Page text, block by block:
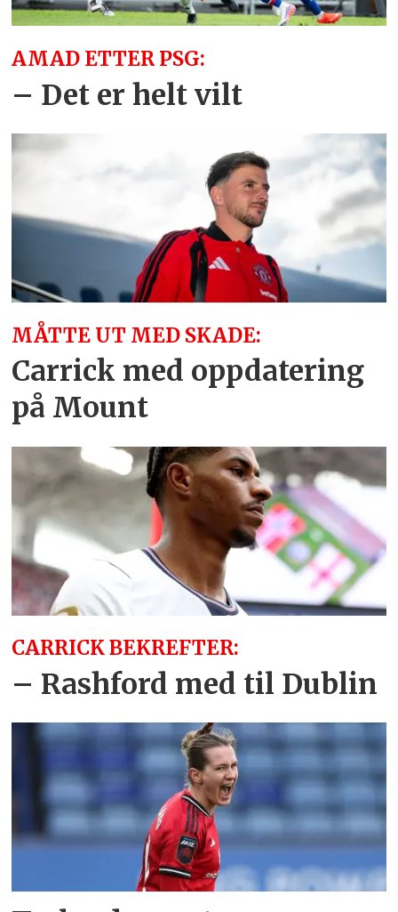
AMAD ETTER PSG:
– Det er helt vilt
MÅTTE UT MED SKADE:
Carrick med oppdatering
på Mount
CARRICK BEKREFTER:
– Rashford med til Dublin